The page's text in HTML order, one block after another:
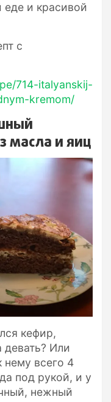
еде и красивой
с
714-italyanskij-
kremom/
масла и яиц
кефир,
девать? Или
нему всего 4
под рукой, и у
нежный